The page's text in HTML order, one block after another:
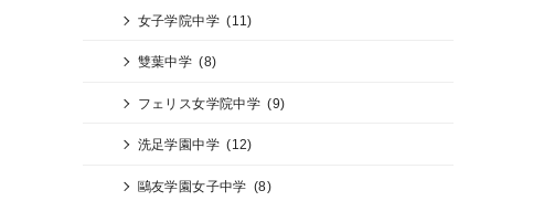
女子学院中学 (11)
雙葉中学 (8)
フェリス女学院中学 (9)
洗足学園中学 (12)
鷗友学園女子中学 (8)